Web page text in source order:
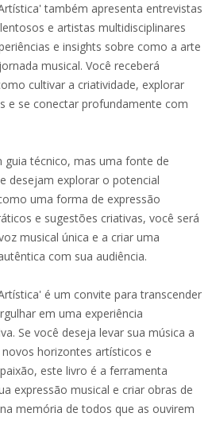
também apresenta entrevistas
e artistas multidisciplinares
e insights sobre como a arte
musical. Você receberá
cultivar a criatividade, explorar
e se conectar profundamente com
guia técnico, mas uma fonte de
desejam explorar o potencial
uma forma de expressão
e sugestões criativas, você será
musical única e a criar uma
com sua audiência.
é um convite para transcender
em uma experiência
Se você deseja levar sua música a
horizontes artísticos e
este livro é a ferramenta
expressão musical e criar obras de
memória de todos que as ouvirem